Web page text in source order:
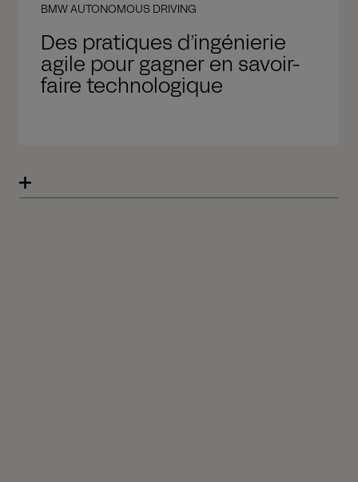
BMW AUTONOMOUS DRIVING
Des pratiques d’ingénierie
agile pour gagner en savoir-
faire technologique